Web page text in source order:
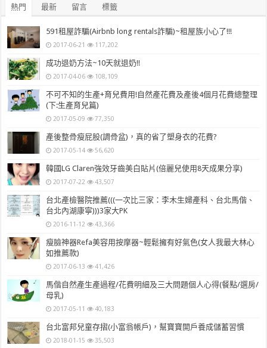
熱門 最新 留言 標籤
591租屋詐騙(Airbnb long rentals詐騙)~租屋族小心了!!!
2017-06-21 117,202
成功退奶方法~10天就退奶!!
2017-04-06 108,109
不可不知的生產+育兒費用!自然產花費及產後4個月花費總整理
(下:生產育兒篇)
2017-05-09 77,350
產後整骨瘦屁股(調骨盆)，真的省了塑身衣的花費?
2017-05-14 56,620
韓國LG Claren強效牙齒美白貼片(倍麗兒使用8天成果分享)
2017-07-22 43,507
台北產檢醫院推薦(((一次比三家：李木生婦產科、台北馬偕、
台北內湖康寧)))3家大PK
2016-11-12 43,366
瘦臉神器Refa美容用按摩器~輕鬆擁有好氣色(女人我最大林心
如推薦款)
2017-06-13 41,426
馬偕自然產生產過程/花費明細及三大問題個人心得(餐點/選房/
母乳)
2017-05-11 40,183
台北富邦兒童存摺(小富翁帳戶)，幫寶寶開戶養成儲蓄習慣
2018-01-15 35,503